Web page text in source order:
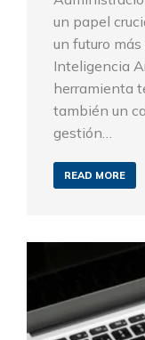
un papel
un futuro
Inteligencia
herramienta
también un
gestión…
READ MORE